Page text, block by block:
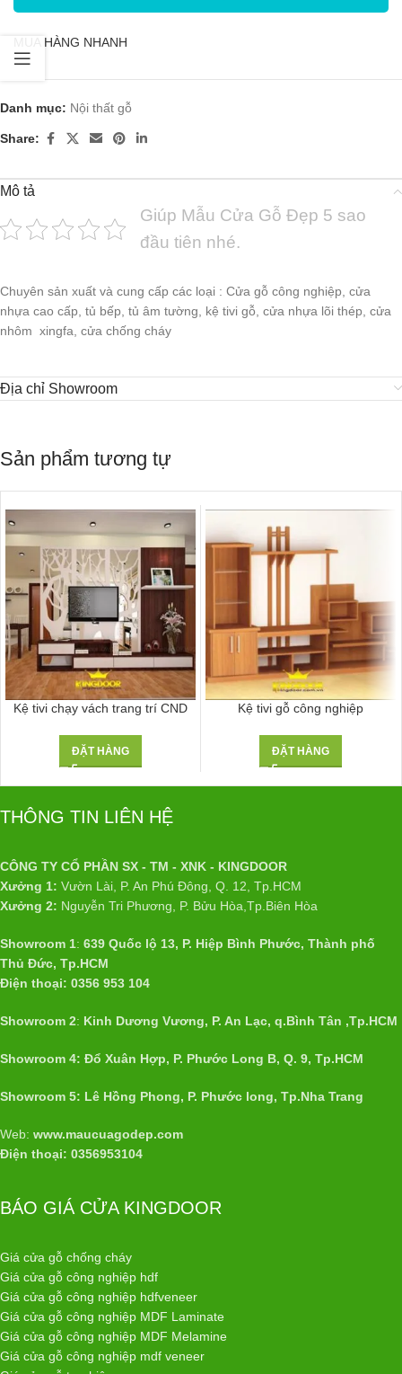
MUA HÀNG NHANH
Danh mục: Nội thất gỗ
Share:
Mô tả
Giúp Mẫu Cửa Gỗ Đẹp 5 sao
đầu tiên nhé.
Chuyên sản xuất và cung cấp các loại : Cửa gỗ công nghiệp, cửa
nhựa cao cấp, tủ bếp, tủ âm tường, kệ tivi gỗ, cửa nhựa lõi thép, cửa
nhôm xingfa, cửa chống cháy
Địa chỉ Showroom
Sản phẩm tương tự
Kệ tivi chạy vách trang trí CND
ĐẶT HÀNG
Kệ tivi gỗ công nghiệp
ĐẶT HÀNG
THÔNG TIN LIÊN HỆ
CÔNG TY CỔ PHẦN SX - TM - XNK - KINGDOOR
Xưởng 1: Vườn Lài, P. An Phú Đông, Q. 12, Tp.HCM
Xưởng 2: Nguyễn Tri Phương, P. Bửu Hòa,Tp.Biên Hòa
Showroom 1: 639 Quốc lộ 13, P. Hiệp Bình Phước, Thành phố
Thủ Đức, Tp.HCM
Điện thoại: 0356 953 104
Showroom 2: Kinh Dương Vương, P. An Lạc, q.Bình Tân ,Tp.HCM
Showroom 4: Đổ Xuân Hợp, P. Phước Long B, Q. 9, Tp.HCM
Showroom 5: Lê Hồng Phong, P. Phước long, Tp.Nha Trang
Web: www.maucuagodep.com
Điện thoại: 0356953104
BÁO GIÁ CỬA KINGDOOR
Giá cửa gỗ chống cháy
Giá cửa gỗ công nghiệp hdf
Giá cửa gỗ công nghiệp hdfveneer
Giá cửa gỗ công nghiệp MDF Laminate
Giá cửa gỗ công nghiệp MDF Melamine
Giá cửa gỗ công nghiệp mdf veneer